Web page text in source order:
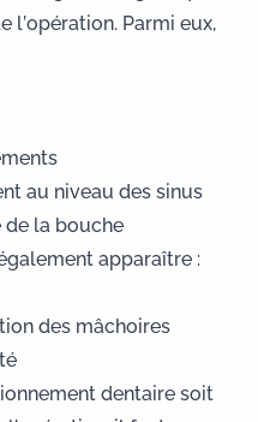
l’opération. Parmi eux,
au niveau des sinus
de la bouche
apparaître :
des mâchoires
dentaire soit